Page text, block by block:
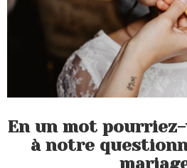
En un mot
à notre